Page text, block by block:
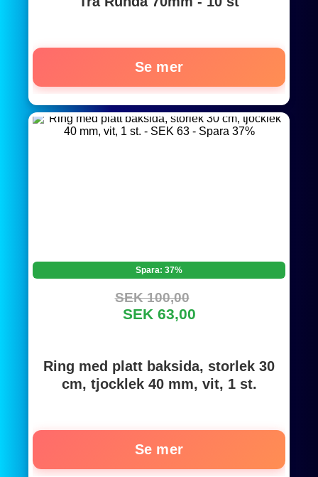
Se mer
Spara: 37%
SEK 100,00
SEK 63,00
Ring med platt baksida, storlek 30
cm, tjocklek 40 mm, vit, 1 st.
Se mer